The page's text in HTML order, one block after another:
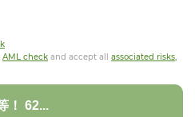
AML check and accept all associated risks,
！ 59...